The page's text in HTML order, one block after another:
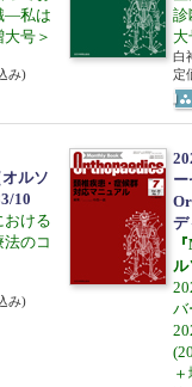
―私は
号＞
み)
診
大
白
定
ルソ
10
おける
のコ
み)
デ
バ